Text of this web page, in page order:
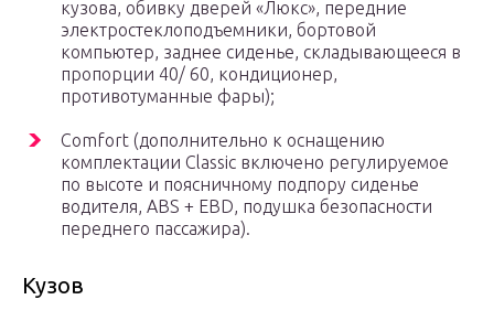
кузова, обивку дверей «Люкс», передние
электростеклоподъемники, бортовой
компьютер, заднее сиденье, складывающееся в
пропорции 40/ 60, кондиционер,
противотуманные фары);
Comfort (дополнительно к оснащению
комплектации Classic включено регулируемое
по высоте и поясничному подпору сиденье
водителя, ABS + EBD, подушка безопасности
переднего пассажира).
Кузов